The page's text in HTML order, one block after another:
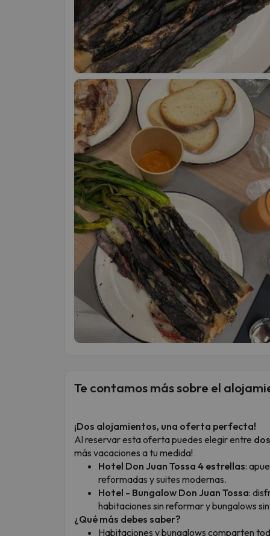
Te contamos más sobre el
¡Dos alojamientos, una oferta perfecta!
Al reservar esta oferta puedes elegir entre
más vacaciones a tu medida!
Hotel Don Juan Tossa 4 estrellas:
reformadas y suites modernas.
Hotel - Bungalow Don Juan Tossa:
habitaciones sin reformar y bungalows
¿Qué más debes saber?
Habitaciones y bungalows comparten